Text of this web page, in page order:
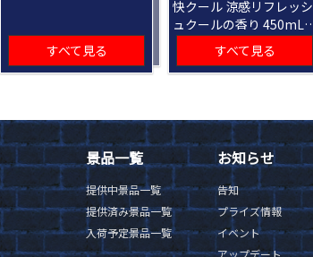
すべて見る
快クール 涼感リフレッシ
ュクールの香り 450mL
すべて見る
景品一覧
提供中景品一覧
提供済み景品一覧
入荷予定景品一覧
お知らせ
告知
プライズ情報
イベント
アップデート